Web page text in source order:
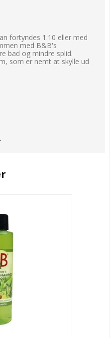
fortyndes 1:10 eller med
med B&B's
bad og mindre splid.
som er nemt at skylle ud